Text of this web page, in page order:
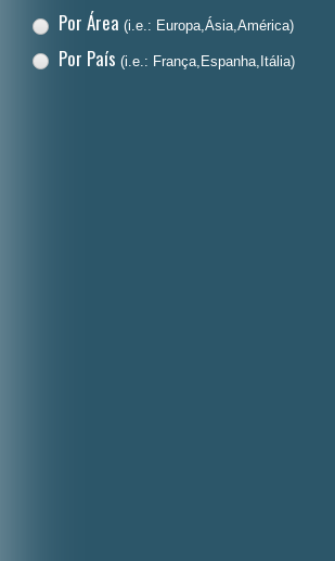
Por Área (i.e.: Europa,Ásia,América)
Por País (i.e.: França,Espanha,Itália)